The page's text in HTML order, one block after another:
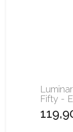
Fifty -